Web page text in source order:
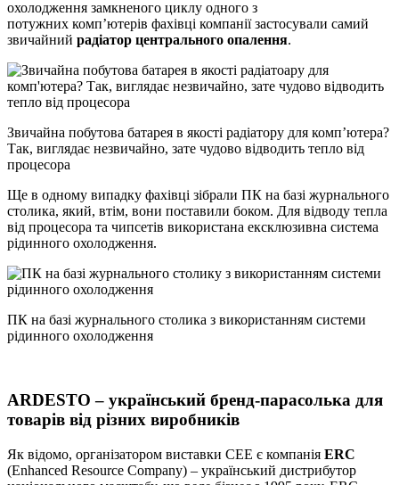
охолодження замкненого циклу одного з
потужних комп’ютерів фахівці компанії застосували самий
звичайний радіатор центрального опалення.
Звичайна побутова батарея в якості радіатору для комп’ютера?
Так, виглядає незвичайно, зате чудово відводить тепло від
процесора
Ще в одному випадку фахівці зібрали ПК на базі журнального
столика, який, втім, вони поставили боком. Для відводу тепла
від процесора та чипсетів використана ексклюзивна система
рідинного охолодження.
ПК на базі журнального столика з використанням системи
рідинного охолодження
ARDESTO – український бренд-парасолька для
товарів від різних виробників
Як відомо, організатором виставки CEE є компанія ERC
(Enhanced Resource Company) – український дистрибутор